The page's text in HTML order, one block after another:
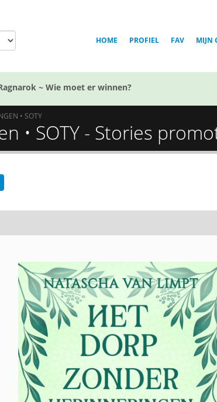
HOME PROFIEL FAV MIJN
~ Wie moet er winnen?
• SOTY
• SOTY - Stories